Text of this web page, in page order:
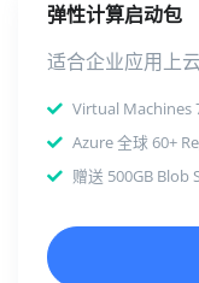
弹性计算启动包
适合企业应用上
Virtual Machines
Azure 全球 60+
赠送 500GB Blob